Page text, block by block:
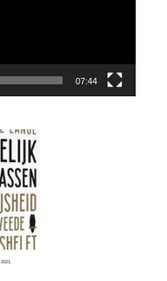
07:44